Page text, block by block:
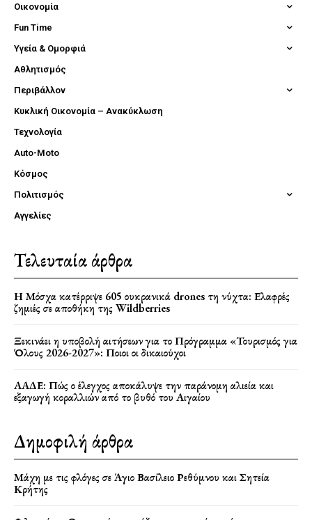
Οικονομία
Fun Time
Υγεία & Ομορφιά
Αθλητισμός
Περιβάλλον
Κυκλική Οικονομία – Ανακύκλωση
Τεχνολογία
Auto-Moto
Κόσμος
Πολιτισμός
Αγγελίες
Τελευταία άρθρα
Η Μόσχα κατέρριψε 605 ουκρανικά drones τη νύχτα: Ελαφρές
ζημιές σε αποθήκη της Wildberries
Ξεκινάει η υποβολή αιτήσεων για το Πρόγραμμα «Τουρισμός για
Όλους 2026-2027»: Ποιοι οι δικαιούχοι
ΑΑΔΕ: Πώς ο έλεγχος αποκάλυψε την παράνομη αλιεία και
εξαγωγή κοραλλιών από το βυθό του Αιγαίου
Δημοφιλή άρθρα
Μάχη με τις φλόγες σε Άγιο Βασίλειο Ρεθύμνου και Σητεία
Κρήτης